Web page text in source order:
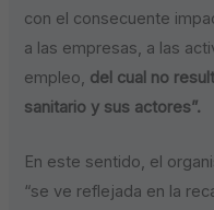
con el consecuente
a las empresas, a las
empleo, del cual no
sanitario y sus actores”.
En este sentido, el
“se ve reflejada en la